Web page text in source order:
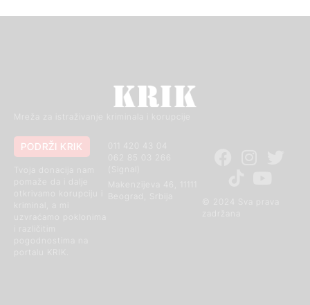
Mreža za istraživanje kriminala i korupcije
© 2024 Sva prava
011 420 43 04
Makenzijeva 46, 11111
PODRŽI KRIK
otkrivamo korupciju i
kriminal, a mi
uzvraćamo poklonima
i različitim
pogodnostima na
portalu KRIK.